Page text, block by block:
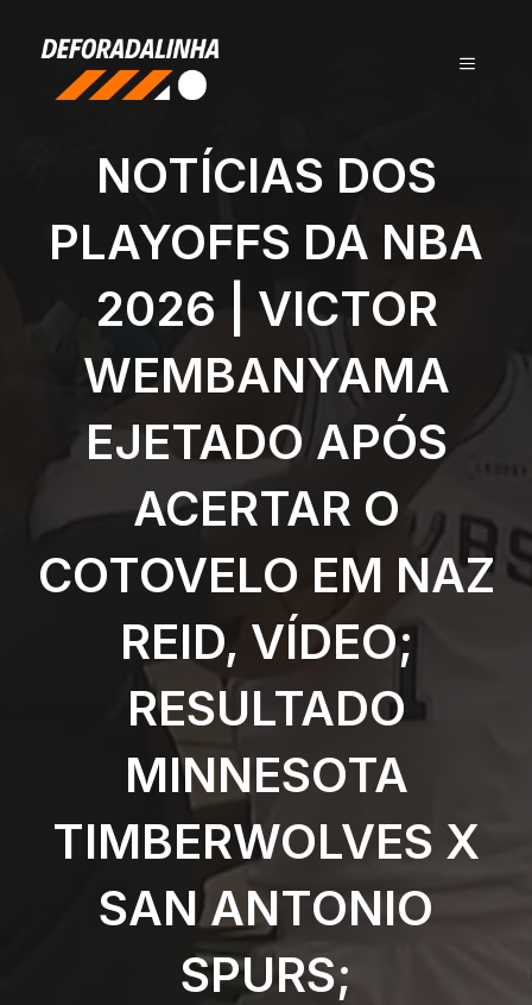
conteúdo
MENU
NOTÍCIAS DOS
PLAYOFFS DA NBA
2026 | VICTOR
WEMBANYAMA
EJETADO APÓS
ACERTAR O
COTOVELO EM NAZ
REID, VÍDEO;
RESULTADO
MINNESOTA
TIMBERWOLVES X
SAN ANTONIO
SPURS;